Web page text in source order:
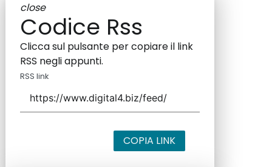
close
Codice Rss
Clicca sul pulsante per copiare il link
RSS negli appunti.
RSS link
COPIA LINK